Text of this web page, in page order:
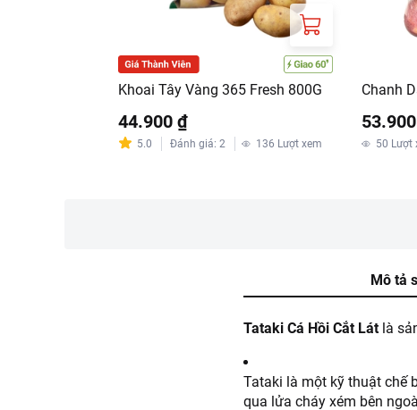
Khoai Tây Vàng 365 Fresh 800G
44.900 ₫
5.0 Đánh giá: 2 136 Lượt xem
Chanh
50 Lượt
Mô tả
Tataki Cá Hồi Cắt Lát là
Tataki là một kỹ thuật chế
qua lửa cháy xém bên